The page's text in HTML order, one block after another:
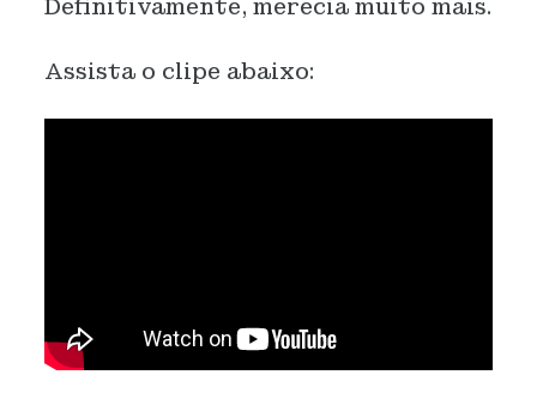
Definitivamente, merecia muito mais.
Assista o clipe abaixo: